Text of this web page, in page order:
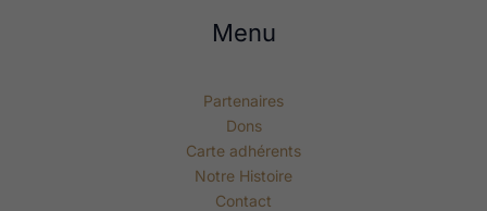
Menu
Partenaires
Dons
Carte adhérents
Notre Histoire
Contact